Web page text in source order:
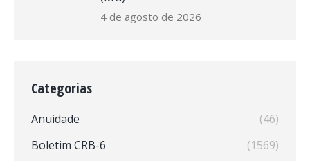
4 de agosto de 2026
Categorias
Anuidade
(46)
Boletim CRB-6
(1569)